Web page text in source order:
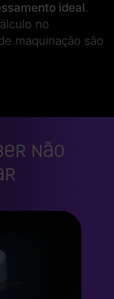
ideal.
no
maquinação são
não